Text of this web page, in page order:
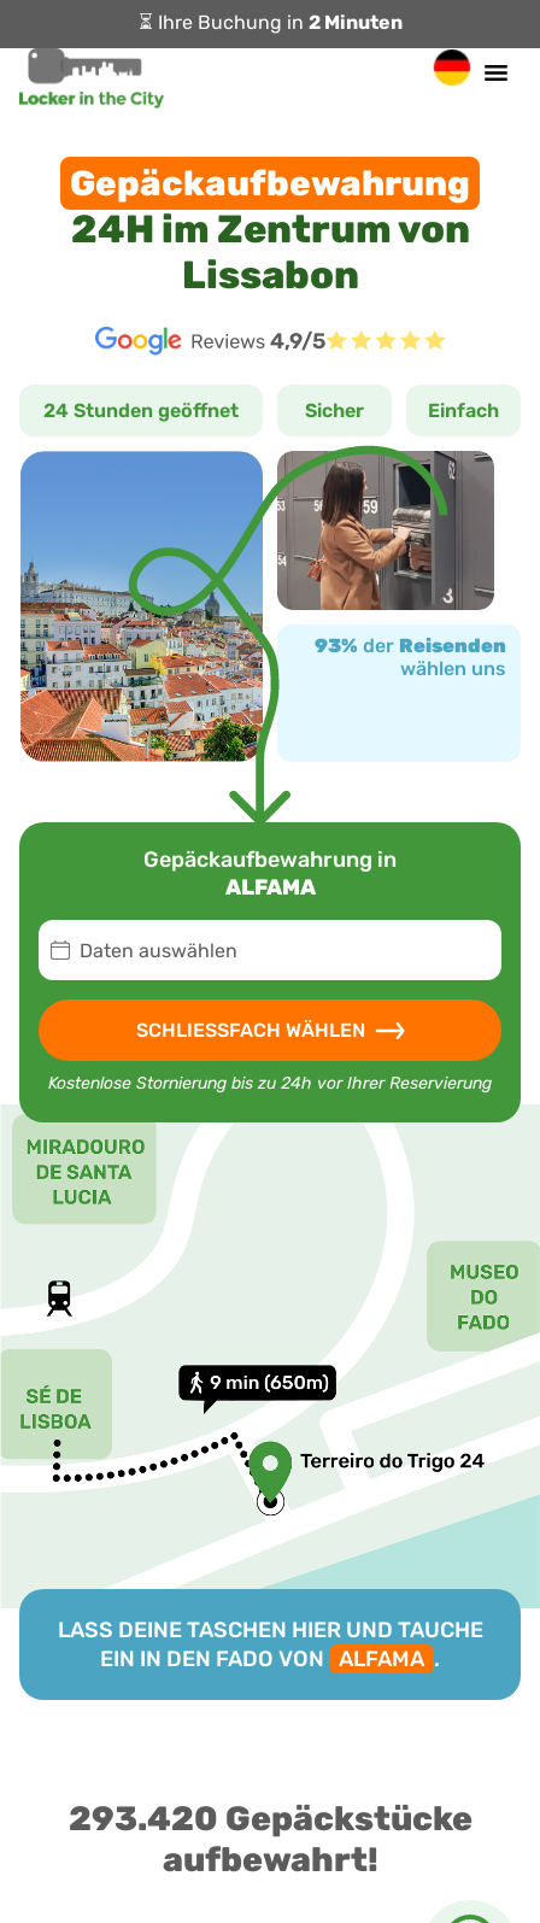
⏳ Ihre Buchung in 2 Minuten
Gepäckaufbewahrung
24H im Zentrum von
Lissabon
4,9/5
93% der Reisenden
wählen uns
Sicher Einfach
24 Stunden geöffnet
Gepäckaufbewahrung in
ALFAMA
Daten auswählen
SCHLIESSFACH WÄHLEN
Kostenlose Stornierung bis zu 24h vor Ihrer Reservierung
LASS DEINE TASCHEN HIER UND TAUCHE
EIN IN DEN FADO VON ALFAMA .
293.420 Gepäckstücke
aufbewahrt!